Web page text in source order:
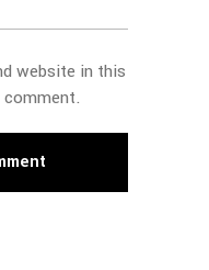
website in this